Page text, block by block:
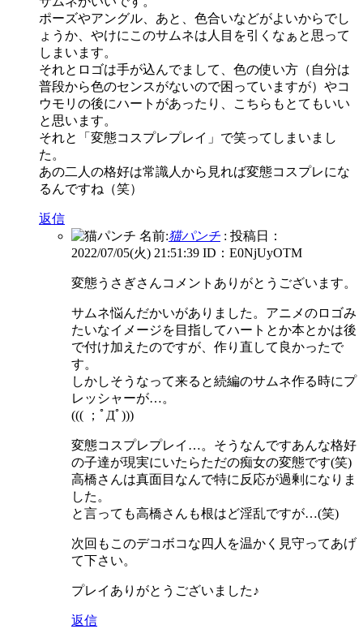
ポーズやアングル、あと、色合いなどがよいからでし
ょうか、やけにこのサムネは人目を引くなぁと思って
しまいます。
それとロゴは手が込んでまして、色の使い方（自分は
普段から色のセンスがないので困っていますが）やコ
ウモリの後にハートがあったり、こちらもとてもいい
と思います。
それと「変態コスプレプレイ」で笑ってしまいまし
た。
あの二人の格好は常識人から見れば変態コスプレにな
るんですね（笑）
返信
名前:猫パンチ : 投稿日：
2022/07/05(火) 21:51:39 ID：E0NjUyOTM
変態うさぎさんコメントありがとうございます。
サムネ悩んだかいがありました。アニメのロゴみ
たいなイメージを目指してハートとか本とかは後
で付け加えたのですが、作り直して良かったで
す。
しかしそうなって来ると続編のサムネ作る時にプ
レッシャーが…。
((( ；ﾟДﾟ)))
変態コスプレプレイ…。そうなんですあんな格好
の子達が現実にいたらただの痴女の変態です(笑)
高橋さんは真面目なんで特に反応が過剰になりま
した。
と言っても高橋さんも根はど淫乱ですが…(笑)
次回もこのデコボコな四人を温かく見守ってあげ
て下さい。
プレイありがとうございました♪
返信